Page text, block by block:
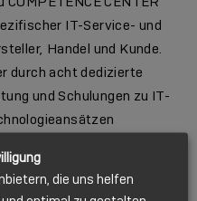
IT-Service- und
Handel und Kunde.
durch acht dedizierte
und Schulungen zu IT-
ADD bedeutet
die uns helfen